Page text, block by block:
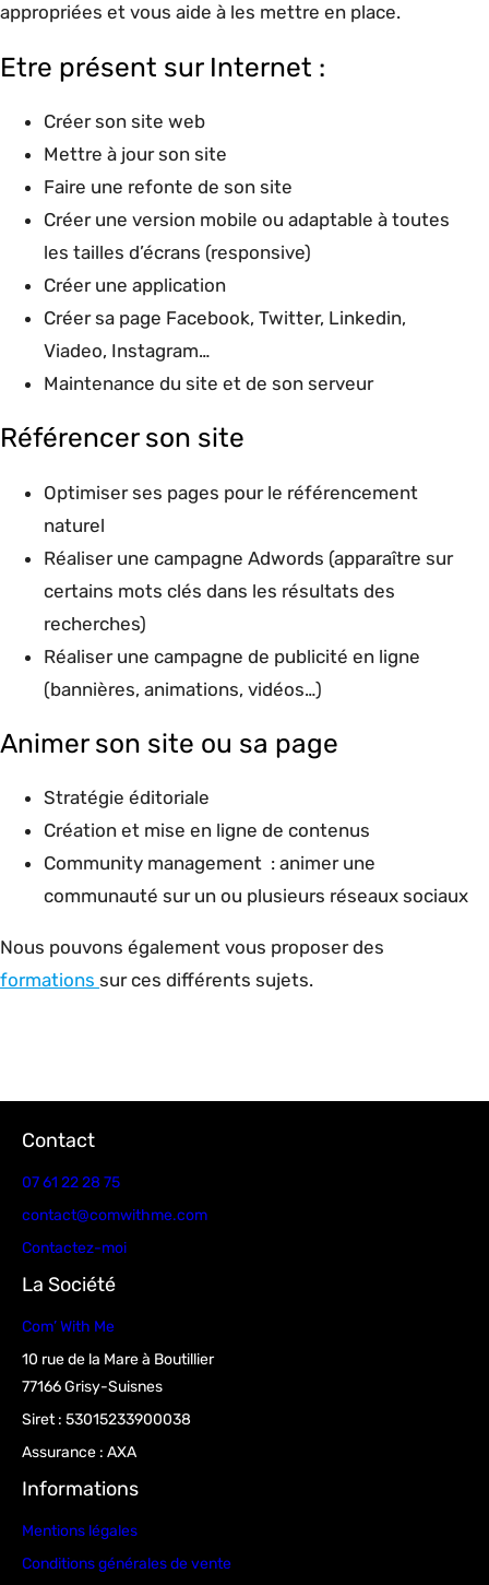
appropriées et vous aide à les mettre en place.
Etre présent sur Internet :
Créer son site web
Mettre à jour son site
Faire une refonte de son site
Créer une version mobile ou adaptable à toutes
les tailles d’écrans (responsive)
Créer une application
Créer sa page Facebook, Twitter, Linkedin,
Viadeo, Instagram…
Maintenance du site et de son serveur
Référencer son site
Optimiser ses pages pour le référencement
naturel
Réaliser une campagne Adwords (apparaître sur
certains mots clés dans les résultats des
recherches)
Réaliser une campagne de publicité en ligne
(bannières, animations, vidéos…)
Animer son site ou sa page
Stratégie éditoriale
Création et mise en ligne de contenus
Community management : animer une
communauté sur un ou plusieurs réseaux sociaux
Nous pouvons également vous proposer des
formations sur ces différents sujets.
Contact
07 61 22 28 75
contact@comwithme.com
Contactez-moi
La Société
Com’ With Me
10 rue de la Mare à Boutillier
77166 Grisy-Suisnes
Siret : 53015233900038
Assurance : AXA
Informations
Mentions légales
Conditions générales de vente